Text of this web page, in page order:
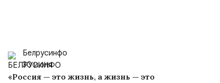
Белрусинфо
30 июля
«Россия — это жизнь, а жизнь — это